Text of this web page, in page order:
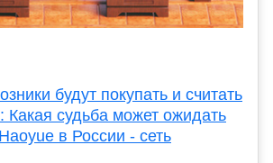
будут покупать и считать
Какая судьба может ожидать
в России - сеть